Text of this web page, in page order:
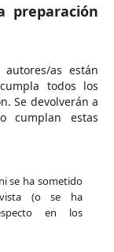
preparación
as están
todos los
Se devolverán a
cumplan estas
se ha sometido
(o se ha
en los